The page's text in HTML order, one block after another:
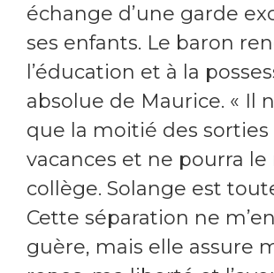
échange d’une garde
ses enfants. Le baron
l’éducation et à la
absolue de Maurice. « Il
que la moitié des sorties
vacances et ne pourra
collège. Solange est
Cette séparation ne
guère, mais elle assure